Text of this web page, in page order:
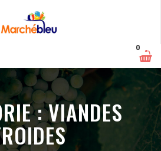
0
:VIANDES